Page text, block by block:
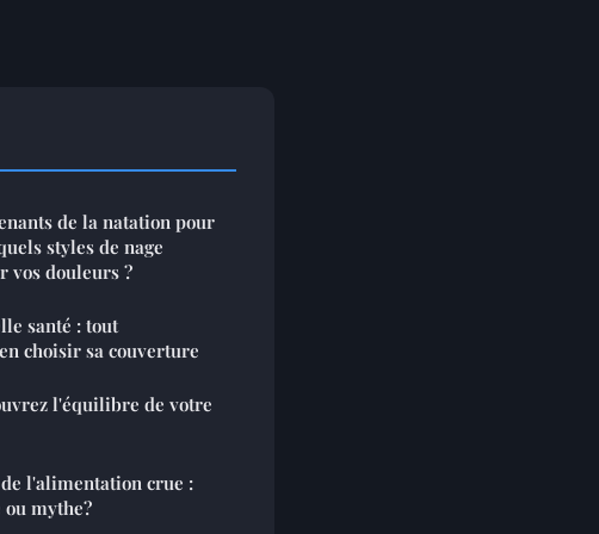
de la natation pour
styles de nage
vos douleurs ?
santé : tout
choisir sa couverture
l'équilibre de votre
l'alimentation crue :
mythe?